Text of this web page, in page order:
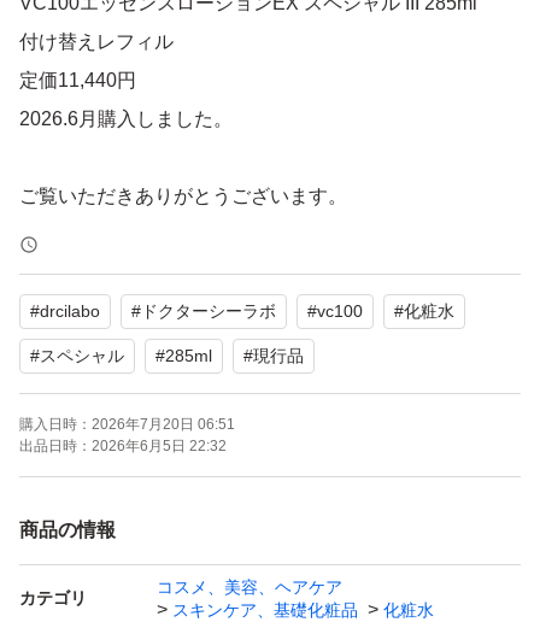
付け替えレフィル
定価11,440円
2026.6月購入しました。
ご覧いただきありがとうございます。
#drcilabo # ドクターシーラボ #vc100 #化粧水
#スペシャル #285ml #現行品
購入日時： 2026年7月20日 06:51
出品日時： 2026年6月5日 22:32
商品の情報
カテゴリ
コスメ、美容、ヘアケア
スキンケア、基礎化粧品
化粧水